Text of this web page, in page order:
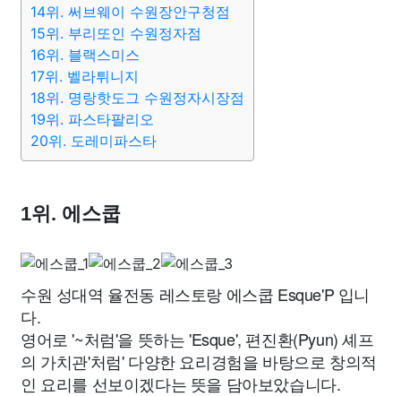
14위. 써브웨이 수원장안구청점
15위. 부리또인 수원정자점
16위. 블랙스미스
17위. 벨라튀니지
18위. 명랑핫도그 수원정자시장점
19위. 파스타팔리오
20위. 도레미파스타
1위. 에스쿱
수원 성대역 율전동 레스토랑 에스쿱 Esque'P 입니
다.
영어로 '~처럼'을 뜻하는 'Esque', 편진환(Pyun) 셰프
의 가치관'처럼' 다양한 요리경험을 바탕으로 창의적
인 요리를 선보이겠다는 뜻을 담아보았습니다.